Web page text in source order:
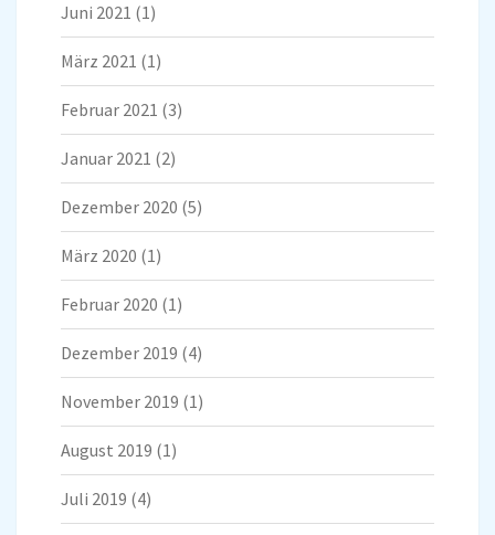
Juni 2021 (1)
März 2021 (1)
Februar 2021 (3)
Januar 2021 (2)
Dezember 2020 (5)
März 2020 (1)
Februar 2020 (1)
Dezember 2019 (4)
November 2019 (1)
August 2019 (1)
Juli 2019 (4)